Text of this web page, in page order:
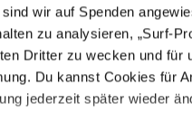
wir auf Spenden
zu analysieren, „Surf-
Dritter zu wecken und
Du kannst Cookies für
jederzeit später wieder
findet, dass Renten
in Südeuropa um
Mehrheit etwas ganz
neues Europa stark